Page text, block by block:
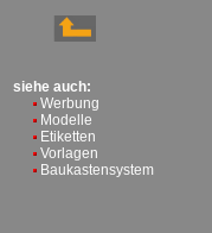
siehe auch:
Werbung
Modelle
Etiketten
Vorlagen
Baukastensystem